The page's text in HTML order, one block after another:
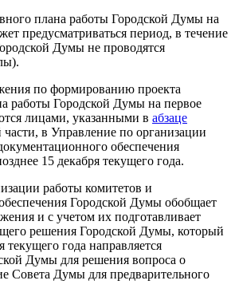
плана работы Городской Думы на
предусматриваться период, в течение
Думы не проводятся
по формированию проекта
работы Городской Думы на первое
лицами, указанными в абзаце
части, в Управление по организации
обеспечения
15 декабря текущего года.
работы комитетов и
Городской Думы обобщает
и с учетом их подготавливает
решения Городской Думы, который
текущего года направляется
Думы для решения вопроса о
Совета Думы для предварительного